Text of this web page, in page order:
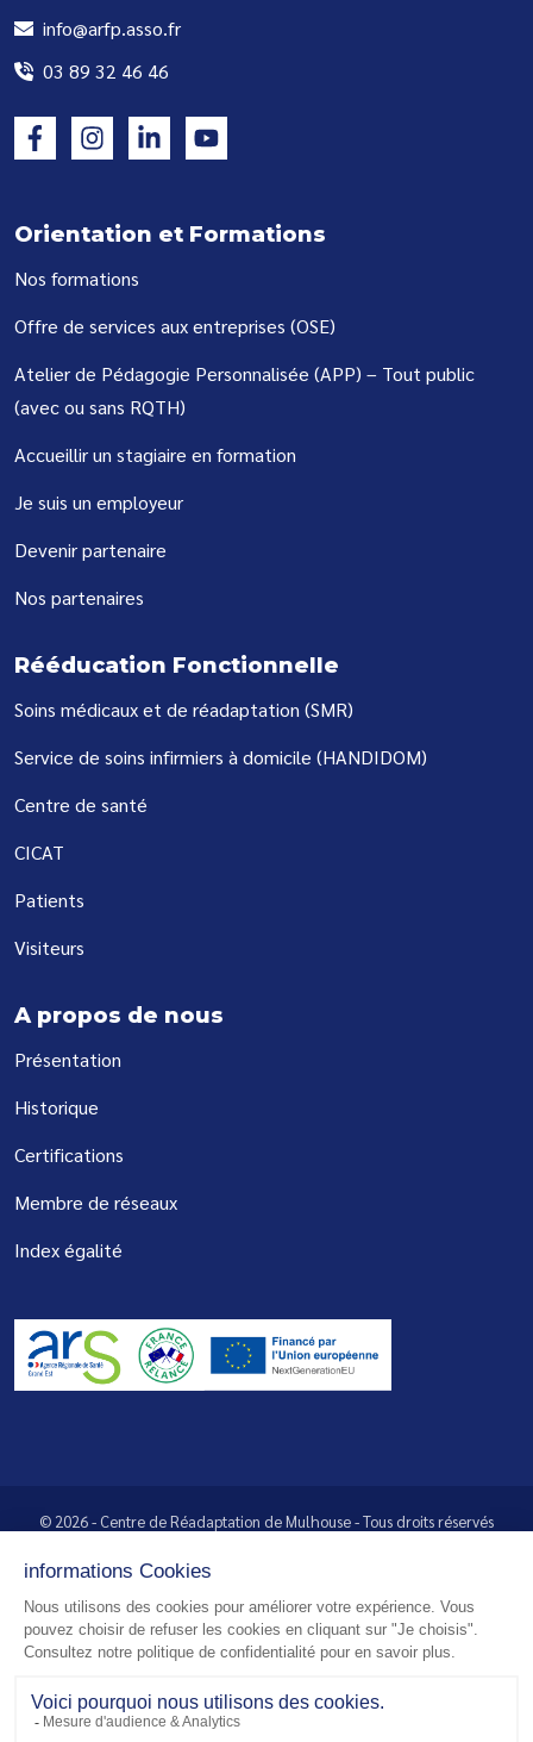
info@arfp.asso.fr
03 89 32 46 46
Orientation et Formations
Nos formations
Offre de services aux entreprises (OSE)
Atelier de Pédagogie Personnalisée (APP) – Tout public
(avec ou sans RQTH)
Accueillir un stagiaire en formation
Je suis un employeur
Devenir partenaire
Nos partenaires
Rééducation Fonctionnelle
Soins médicaux et de réadaptation (SMR)
Service de soins infirmiers à domicile (HANDIDOM)
Centre de santé
CICAT
Patients
Visiteurs
A propos de nous
Présentation
Historique
Certifications
Membre de réseaux
Index égalité
© 2026 - Centre de Réadaptation de Mulhouse - Tous droits réservés
Mentions légales Plan du site
Réalisation